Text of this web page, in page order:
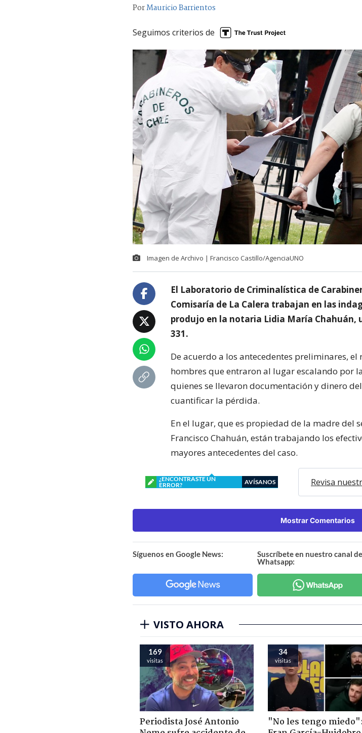
PorMauricio Barrientos
Seguimos criterios de
Imagen de Archivo | Francisco Castillo/AgenciaUNO
El Laboratorio de Criminalística de
Comisaría de La Calera trabajan en las
produjo en la notaria Lidia María Chahuán,
331.
De acuerdo a los antecedentes preliminares,
hombres que entraron al lugar escalando por
quienes se llevaron documentación y dinero
cuantificar la pérdida.
En el lugar, que es propiedad de la madre del
Francisco Chahuán, están trabajando los
mayores antecedentes del caso.
¿ENCONTRASTE UN
ERROR?
AVÍSANOS Revisa
Mostrar Comentarios
Síguenos en Google News:
Suscríbete en nuestro canal de
Whatsapp:
VISTO AHORA
169
visitas
Periodista José Antonio
34
visitas
"No les tengo miedo":